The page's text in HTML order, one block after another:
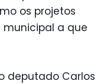
os projetos
a que
deputado Carlos